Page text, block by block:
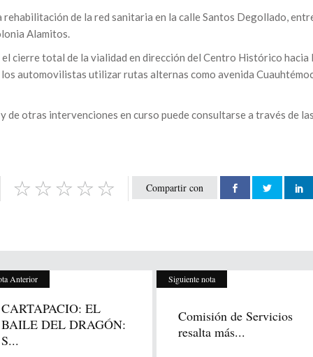
rehabilitación de la red sanitaria en la calle Santos Degollado,
Alamitos.
cierre total de la vialidad en dirección del Centro Histórico hacia
los automovilistas utilizar rutas alternas como avenida
de otras intervenciones en curso puede consultarse a través de
Compartir con
Anterior
CARTAPACIO: EL
BAILE DEL DRAGÓN:
S...
Siguiente nota
Comisión de Servicios
resalta más...